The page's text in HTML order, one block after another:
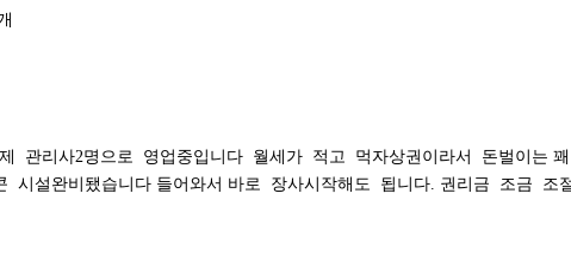
리사2명으로 영업중입니다 월세가 적고 먹자상권이라서 돈벌이는 꽤
시설완비됐습니다 들어와서 바로 장사시작해도 됩니다. 권리금 조금